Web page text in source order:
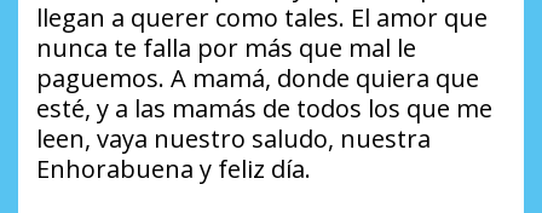
llegan a querer como tales. El amor que
nunca te falla por más que mal le
paguemos. A mamá, donde quiera que
esté, y a las mamás de todos los que me
leen, vaya nuestro saludo, nuestra
Enhorabuena y feliz día.